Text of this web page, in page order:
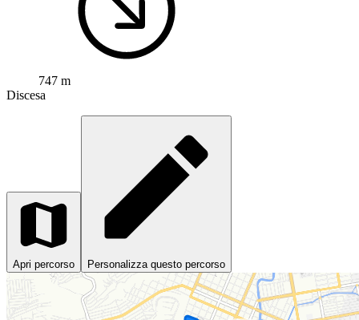
747 m
Discesa
Apri percorso Personalizza questo percorso